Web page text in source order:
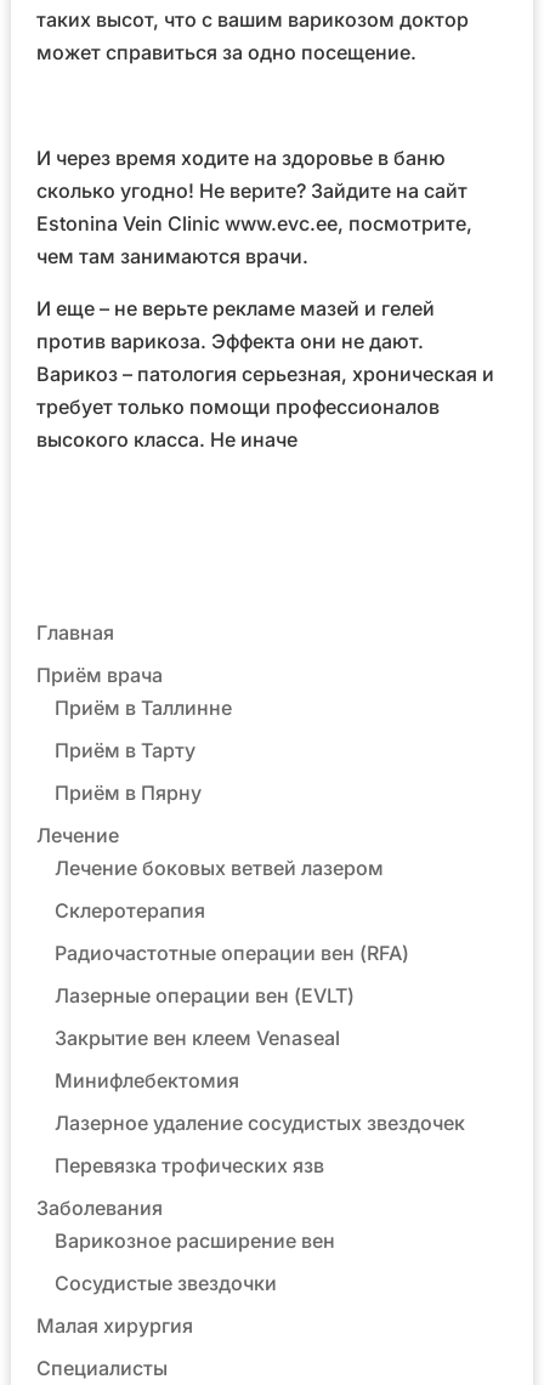
таких высот, что с вашим варикозом доктор
может справиться за одно посещение.
И через время ходите на здоровье в баню
сколько угодно! Не верите? Зайдите на сайт
Estonina Vein Clinic www.evc.ee, посмотрите,
чем там занимаются врачи.
И еще – не верьте рекламе мазей и гелей
против варикоза. Эффекта они не дают.
Варикоз – патология серьезная, хроническая и
требует только помощи профессионалов
высокого класса. Не иначе
Главная
Приём врача
Приём в Таллинне
Приём в Тарту
Приём в Пярну
Лечение
Лечение боковых ветвей лазером
Склеротерапия
Радиочастотные операции вен (RFA)
Лазерные операции вен (EVLT)
Закрытие вен клеем Venaseal
Минифлебектомия
Лазерное удаление сосудистых звездочек
Перевязка трофических язв
Заболевания
Варикозное расширение вен
Сосудистые звездочки
Малая хирургия
Специалисты